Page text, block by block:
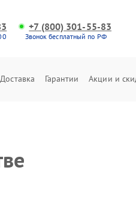
+7 (800) 301-55-83
Звонок бесплатный по РФ
Доставка Гарантии Акции и